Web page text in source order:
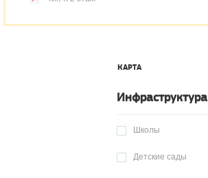
КАРТА
Инфраструктура
Школы
Детские сады